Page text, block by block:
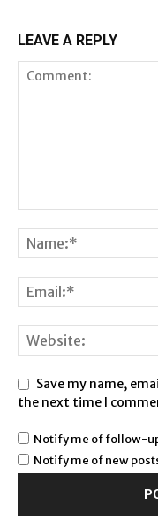
LEAVE A REPLY
Save my name,
the next time I
Notify me of follow-
Notify me of new